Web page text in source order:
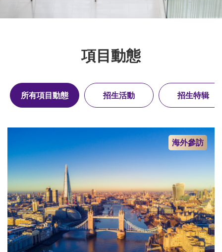
項目動態
所有項目動態 招生活動 招生特辑
海外參訪